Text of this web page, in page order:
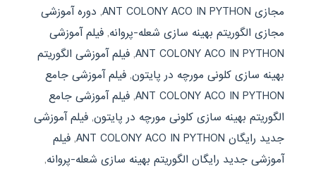
مجازی ANT COLONY ACO IN PYTHON
, دوره آموزشی
مجازی الگوریتم بهینه سازی شعله-پروانه, فیلم آموزشی
ANT COLONY ACO IN PYTHON
, فیلم آموزشی الگوریتم
بهینه سازی کلونی مورچه در پایتون, فیلم آموزشی جامع
ANT COLONY ACO IN PYTHON
, فیلم آموزشی جامع
الگوریتم بهینه سازی کلونی مورچه در پایتون, فیلم آموزشی
جدید رایگان ANT COLONY ACO IN PYTHON
, فیلم
آموزشی جدید رایگان الگوریتم بهینه سازی شعله-پروانه,